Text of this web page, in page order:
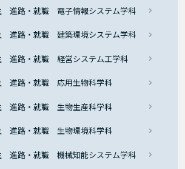
進路・就職 電子情報システム学科
進路・就職 建築環境システム学科
進路・就職 経営システム工学科
進路・就職 応用生物科学科
進路・就職 生物生産科学科
進路・就職 生物環境科学科
進路・就職 機械知能システム学科